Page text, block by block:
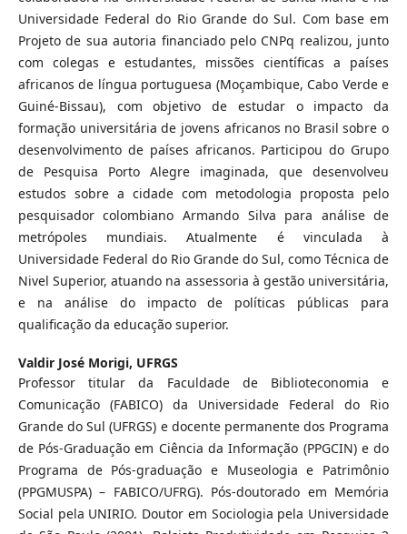
Universidade Federal do Rio Grande do Sul. Com base em
Projeto de sua autoria financiado pelo CNPq realizou, junto
com colegas e estudantes, missões científicas a países
africanos de língua portuguesa (Moçambique, Cabo Verde e
Guiné-Bissau), com objetivo de estudar o impacto da
formação universitária de jovens africanos no Brasil sobre o
desenvolvimento de países africanos. Participou do Grupo
de Pesquisa Porto Alegre imaginada, que desenvolveu
estudos sobre a cidade com metodologia proposta pelo
pesquisador colombiano Armando Silva para análise de
metrópoles mundiais. Atualmente é vinculada à
Universidade Federal do Rio Grande do Sul, como Técnica de
Nivel Superior, atuando na assessoria à gestão universitária,
e na análise do impacto de políticas públicas para
qualificação da educação superior.
Valdir José Morigi, UFRGS
Professor titular da Faculdade de Biblioteconomia e
Comunicação (FABICO) da Universidade Federal do Rio
Grande do Sul (UFRGS) e docente permanente dos Programa
de Pós-Graduação em Ciência da Informação (PPGCIN) e do
Programa de Pós-graduação e Museologia e Patrimônio
(PPGMUSPA) – FABICO/UFRG). Pós-doutorado em Memória
Social pela UNIRIO. Doutor em Sociologia pela Universidade